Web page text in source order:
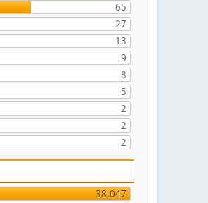
65
27
13
9
8
5
2
2
2
38,047